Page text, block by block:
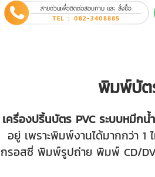
พิมพ์บัต
เครื่องปริ้นบัตร PVC ระบบหมึกน้
อยู่ เพราะพิมพ์งานได้มากกว่า
กรอสซี่ พิมพ์รูปถ่าย พิมพ์ CD/